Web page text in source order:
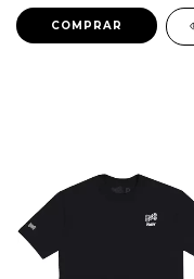
COMPRAR